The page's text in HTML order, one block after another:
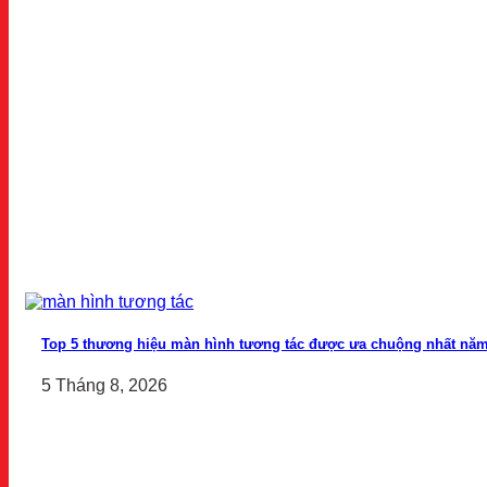
Top 5 thương hiệu màn hình tương tác được ưa chuộng nhất
5 Tháng 8, 2026